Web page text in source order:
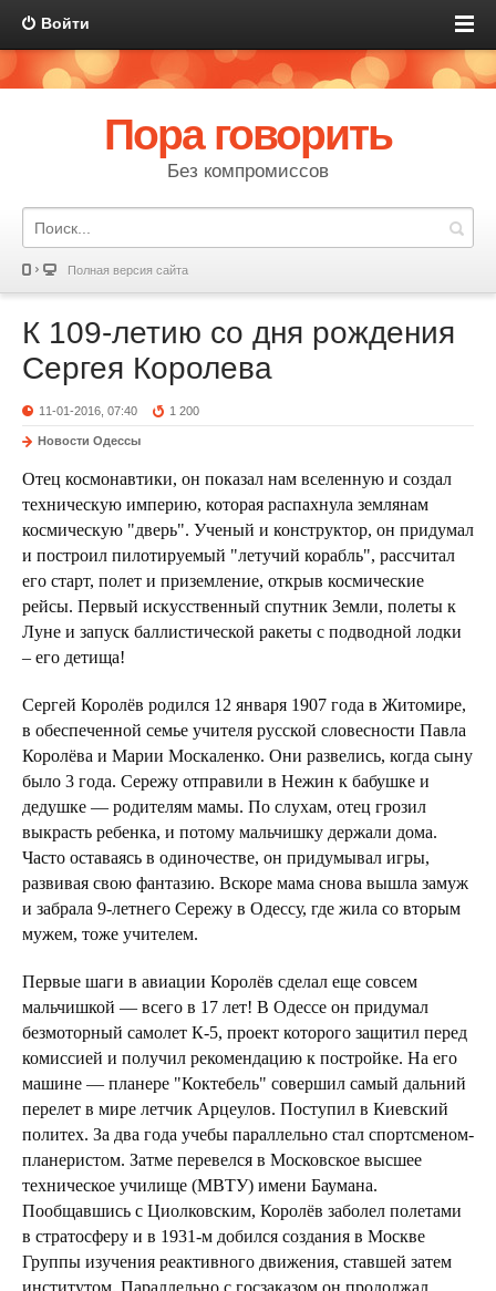
Войти
Пора говорить
Без компромиссов
Полная версия сайта
К 109-летию со дня рождения
Сергея Королева
11-01-2016, 07:40 1 200
Новости Одессы
Отец космонавтики, он показал нам вселенную и создал
техническую империю, которая распахнула землянам
космическую "дверь". Ученый и конструктор, он придумал
и построил пилотируемый "летучий корабль", рассчитал
его старт, полет и приземление, открыв космические
рейсы. Первый искусственный спутник Земли, полеты к
Луне и запуск баллистической ракеты с подводной лодки
– его детища!
Сергей Королёв родился 12 января 1907 года в Житомире,
в обеспеченной семье учителя русской словесности Павла
Королёва и Марии Москаленко. Они развелись, когда сыну
было 3 года. Сережу отправили в Нежин к бабушке и
дедушке — родителям мамы. По слухам, отец грозил
выкрасть ребенка, и потому мальчишку держали дома.
Часто оставаясь в одиночестве, он придумывал игры,
развивая свою фантазию. Вскоре мама снова вышла замуж
и забрала 9-летнего Сережу в Одессу, где жила со вторым
мужем, тоже учителем.
Первые шаги в авиации Королёв сделал еще совсем
мальчишкой — всего в 17 лет! В Одессе он придумал
безмоторный самолет К-5, проект которого защитил перед
комиссией и получил рекомендацию к постройке. На его
машине — планере "Коктебель" совершил самый дальний
перелет в мире летчик Арцеулов. Поступил в Киевский
политех. За два года учебы параллельно стал спортсменом-
планеристом. Затме перевелся в Московское высшее
техническое училище (МВТУ) имени Баумана.
Пообщавшись с Циолковским, Королёв заболел полетами
в стратосферу и в 1931-м добился создания в Москве
Группы изучения реактивного движения, ставшей затем
институтом. Параллельно с госзаказом он продолжал